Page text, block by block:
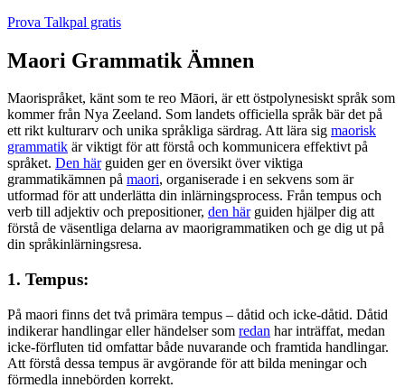
Prova Talkpal gratis
Maori Grammatik Ämnen
Maorispråket, känt som te reo Māori, är ett östpolynesiskt språk som
kommer från Nya Zeeland. Som landets officiella språk bär det på
ett rikt kulturarv och unika språkliga särdrag. Att lära sig maorisk
grammatik är viktigt för att förstå och kommunicera effektivt på
språket. Den härguiden ger en översikt över viktiga
grammatikämnen på maori, organiserade i en sekvens som är
utformad för att underlätta din inlärningsprocess. Från tempus och
verb till adjektiv och prepositioner, den härguiden hjälper dig att
förstå de väsentliga delarna av maorigrammatiken och ge dig ut på
din språkinlärningsresa.
1. Tempus:
På maori finns det två primära tempus – dåtid och icke-dåtid. Dåtid
indikerar handlingar eller händelser som redan har inträffat, medan
icke-förfluten tid omfattar både nuvarande och framtida handlingar.
Att förstå dessa tempus är avgörande för att bilda meningar och
förmedla innebörden korrekt.